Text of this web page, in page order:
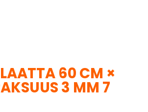
60 CM ×
3 MM 7